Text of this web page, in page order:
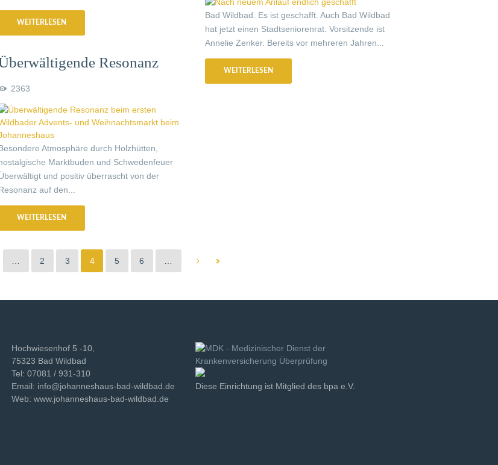
WEITERLESEN
Bad Wildbad. Es ist geschafft. Auch Bad Wildbad
hat jetzt einen Stadtseniorenrat. Vorsitzende ist
Annelie Zenker. Bereits vor mehreren Jahren...
WEITERLESEN
Resonanz
beim ersten Wildbader
und
beim
2363
Atmosphäre durch Holzhütten,
Marktbuden und Schwedenfeuer
und positiv überrascht von der
auf den...
WEITERLESEN
2 3 4 5 6
Hochwiesenhof 5 -10,
75323 Bad Wildbad
Tel: 07081 / 931-310
Email: info@johanneshaus-bad-wildbad.de
Web: www.johanneshaus-bad-wildbad.de
Diese Einrichtung ist Mitglied des bpa e.V.